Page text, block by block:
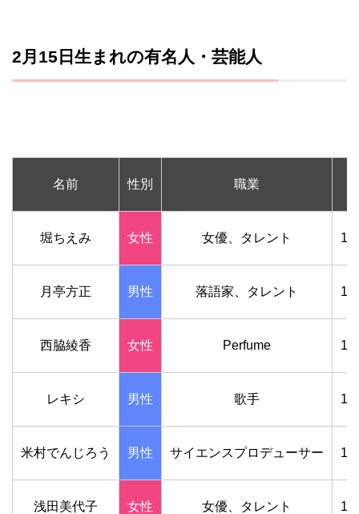
2月15日生まれの有名人・芸能人
名前 性別 職業
堀ちえみ 女性 女優、タレント
月亭方正 男性 落語家、タレント
西脇綾香 女性 Perfume
レキシ 男性 歌手
米村でんじろう 男性 サイエンスプロデューサー
浅田美代子 女性 女優、タレント